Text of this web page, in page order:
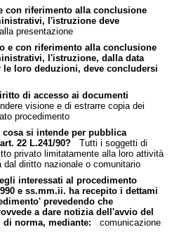
con riferimento alla conclusione
l'istruzione deve
presentazione
e con riferimento alla conclusione
l'istruzione, dalla data
loro deduzioni, deve concludersi
di accesso ai documenti
visione e di estrarre copia dei
procedimento
si intende per pubblica
22 L.241/90?Tutti i soggetti di
privato limitatamente alla loro attività
diritto nazionale o comunitario
interessati al procedimento
e ss.mm.ii. ha recepito i dettami
prevedendo che
a dare notizia dell'avvio del
norma, mediante: comunicazione